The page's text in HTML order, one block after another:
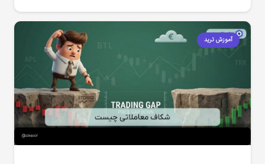
آموزش ترید